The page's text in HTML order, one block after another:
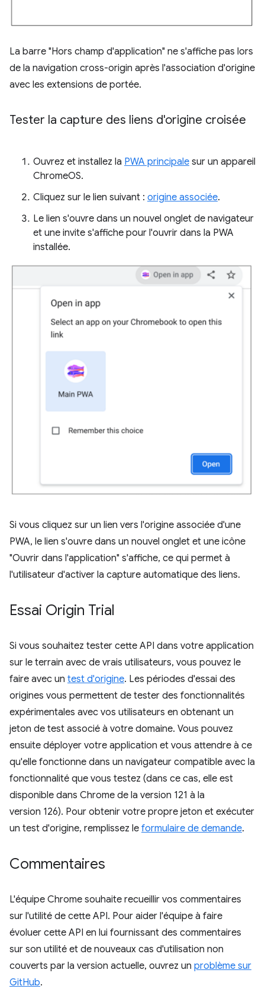
La barre "Hors champ d'application" ne s'affiche pas lors
de la navigation cross-origin après l'association d'origine
avec les extensions de portée.
Tester la capture des liens d'origine croisée
Ouvrez et installez la PWA principale sur un appareil
ChromeOS.
Cliquez sur le lien suivant : origine associée.
Le lien s'ouvre dans un nouvel onglet de navigateur
et une invite s'affiche pour l'ouvrir dans la PWA
installée.
Si vous cliquez sur un lien vers l'origine associée d'une
PWA, le lien s'ouvre dans un nouvel onglet et une icône
"Ouvrir dans l'application" s'affiche, ce qui permet à
l'utilisateur d'activer la capture automatique des liens.
Essai Origin Trial
Si vous souhaitez tester cette API dans votre application
sur le terrain avec de vrais utilisateurs, vous pouvez le
faire avec un test d'origine. Les périodes d'essai des
origines vous permettent de tester des fonctionnalités
expérimentales avec vos utilisateurs en obtenant un
jeton de test associé à votre domaine. Vous pouvez
ensuite déployer votre application et vous attendre à ce
qu'elle fonctionne dans un navigateur compatible avec la
fonctionnalité que vous testez (dans ce cas, elle est
disponible dans Chrome de la version 121 à la
version 126). Pour obtenir votre propre jeton et exécuter
un test d'origine, remplissez le formulaire de demande.
Commentaires
L'équipe Chrome souhaite recueillir vos commentaires
sur l'utilité de cette API. Pour aider l'équipe à faire
évoluer cette API en lui fournissant des commentaires
sur son utilité et de nouveaux cas d'utilisation non
couverts par la version actuelle, ouvrez un problème sur
GitHub.